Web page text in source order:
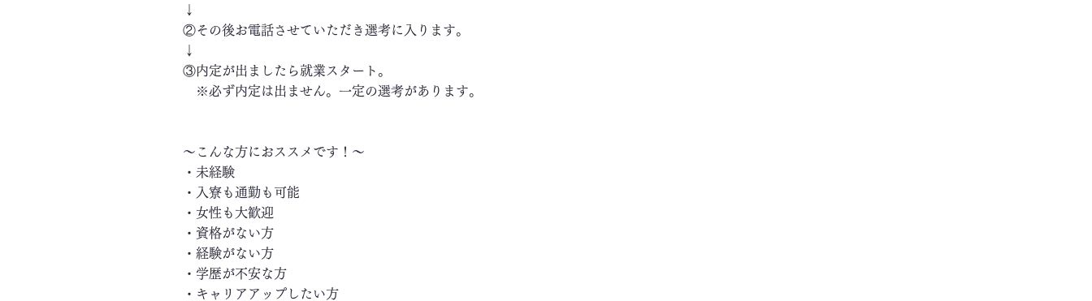
↓
②その後お電話させていただき選考に入ります。
↓
③内定が出ましたら就業スタート。
※必ず内定は出ません。一定の選考があります。
～こんな方におススメです！～
・未経験
・入寮も通勤も可能
・女性も大歓迎
・資格がない方
・経験がない方
・学歴が不安な方
・キャリアアップしたい方